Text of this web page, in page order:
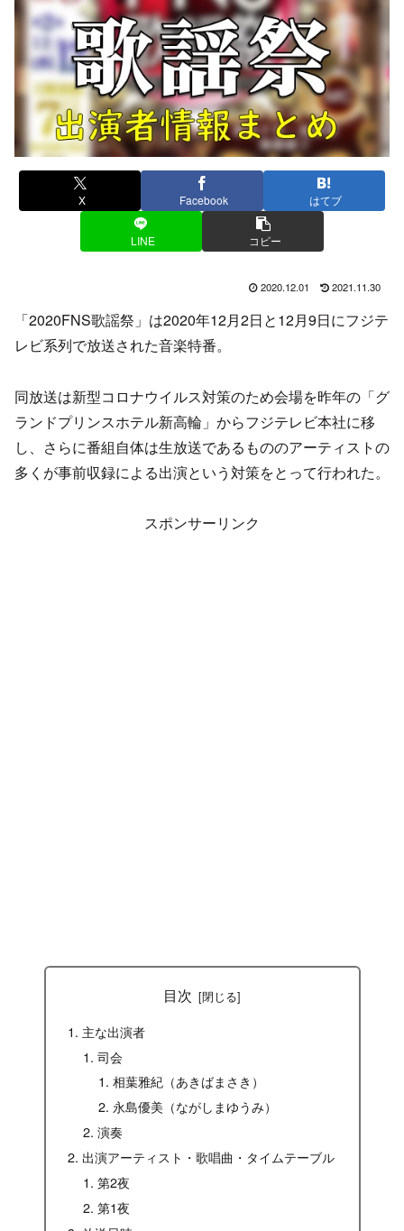
X Facebook はてブ
LINE コピー
2020.12.01 2021.11.30
「2020FNS歌謡祭」は2020年12月2日と12月9日にフジテ
レビ系列で放送された音楽特番。
同放送は新型コロナウイルス対策のため会場を昨年の「グ
ランドプリンスホテル新高輪」からフジテレビ本社に移
し、さらに番組自体は生放送であるもののアーティストの
多くが事前収録による出演という対策をとって行われた。
スポンサーリンク
目次
主な出演者
司会
相葉雅紀（あきばまさき）
永島優美（ながしまゆうみ）
演奏
出演アーティスト・歌唱曲・タイムテーブル
第2夜
第1夜